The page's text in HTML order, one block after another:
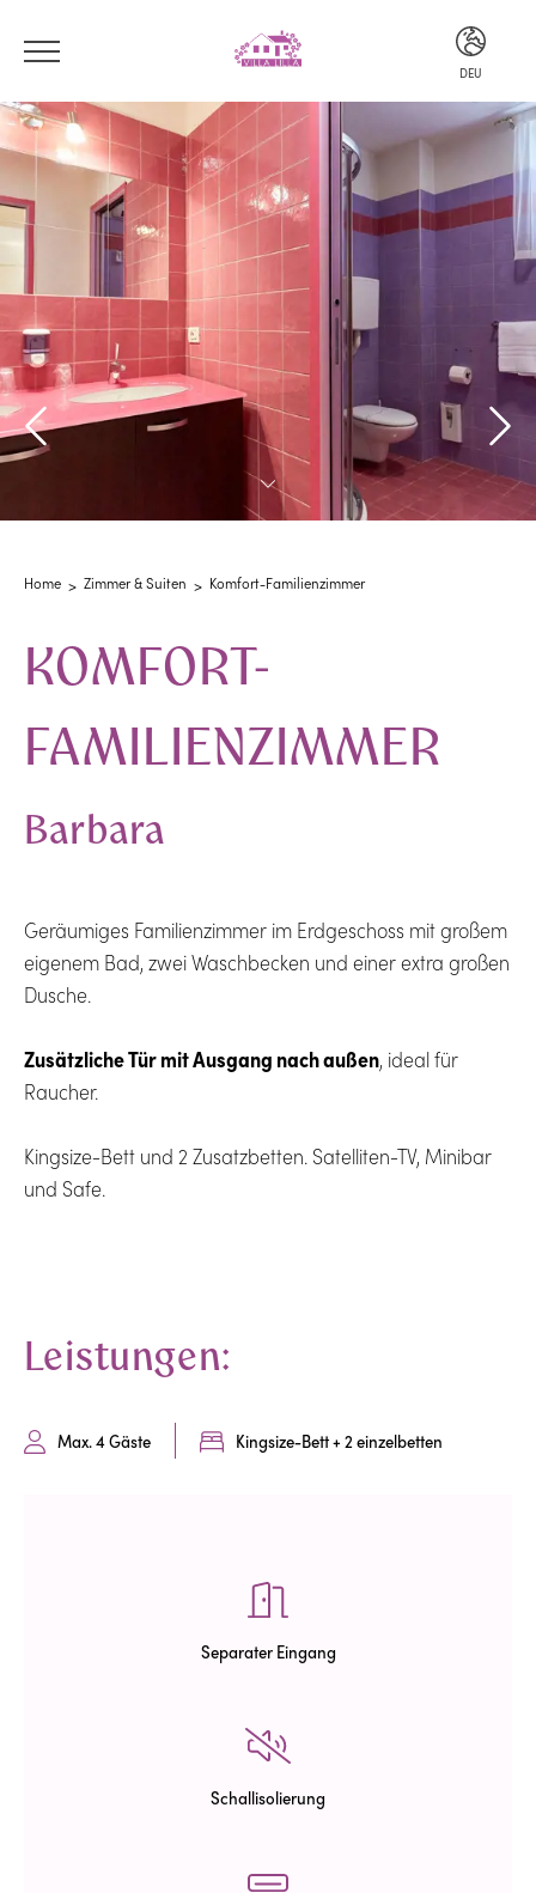
DEU
Home Zimmer & Suiten Komfort-Familienzimmer
KOMFORT-
FAMILIENZIMMER
Barbara
Geräumiges Familienzimmer im Erdgeschoss mit großem
eigenem Bad, zwei Waschbecken und einer extra großen
Dusche.
Zusätzliche Tür mit Ausgang nach außen, ideal für
Raucher.
Kingsize-Bett und 2 Zusatzbetten. Satelliten-TV, Minibar
und Safe.
Leistungen:
Max. 4 Gäste Kingsize-Bett + 2 einzelbetten
Separater Eingang
Schallisolierung